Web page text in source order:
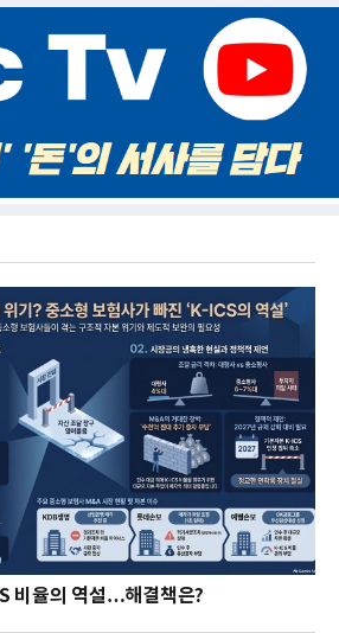
비율의 역설…해결책은?